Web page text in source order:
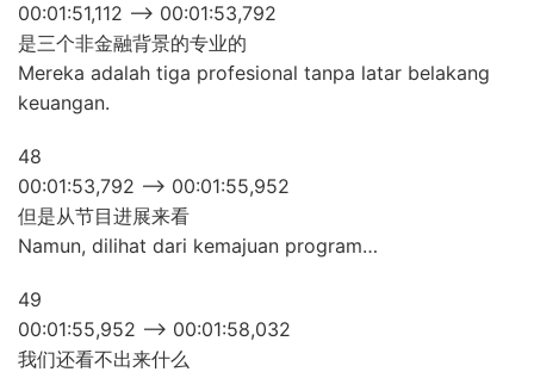
00:01:51,112 –> 00:01:53,792
是三个非金融背景的专业的
Mereka adalah tiga profesional tanpa latar belakang
keuangan.
48
00:01:53,792 –> 00:01:55,952
但是从节目进展来看
Namun, dilihat dari kemajuan program…
49
00:01:55,952 –> 00:01:58,032
我们还看不出来什么